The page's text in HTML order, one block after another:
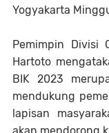
Yogyakarta
Pemimpin Divisi
Hartoto
BIK 2023
mendukung
lapisan
akan mendorong